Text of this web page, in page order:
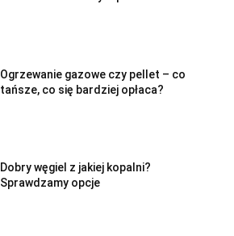
Ogrzewanie gazowe czy pellet – co
tańsze, co się bardziej opłaca?
Dobry węgiel z jakiej kopalni?
Sprawdzamy opcje